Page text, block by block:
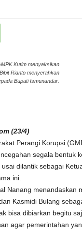
Kutim menyaksikan
Rianto menyerahkan
Bupati Ismunandar.
(23/4)
Perangi Korupsi
segala bentuk
dilantik sebagai
ini.
Nanang menandaskan
Kasmidi Bulang
bisa dibiarkan begitu
agar pemerintahan